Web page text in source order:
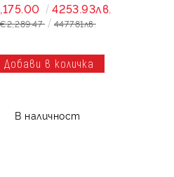
4253.93лв.
€2,289.47 4477.81лв.
В наличност